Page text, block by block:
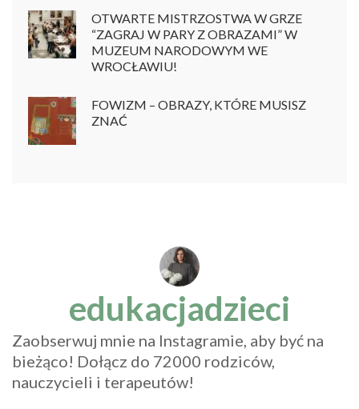
OTWARTE MISTRZOSTWA W GRZE
“ZAGRAJ W PARY Z OBRAZAMI” W
MUZEUM NARODOWYM WE
WROCŁAWIU!
FOWIZM – OBRAZY, KTÓRE MUSISZ
ZNAĆ
edukacjadzieci
Zaobserwuj mnie na Instagramie, aby być na
bieżąco! Dołącz do 72000 rodziców,
nauczycieli i terapeutów!